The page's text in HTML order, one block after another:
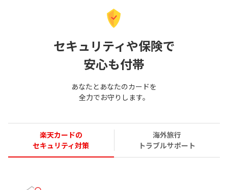
セキュリティや保険で
安心も付帯
あなたとあなたのカードを
全力でお守りします。
楽天カードの
セキュリティ対策
海外旅行
トラブルサポート